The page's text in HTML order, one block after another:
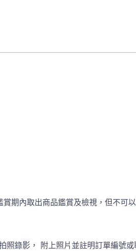
期內取出商品鑑賞及檢視，但不可
照錄影， 附上照片並註明訂單編號